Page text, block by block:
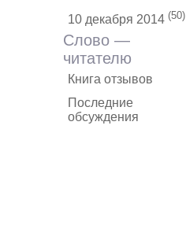
10 декабря 2014 (50)
Слово —
читателю
Книга отзывов
Последние
обсуждения